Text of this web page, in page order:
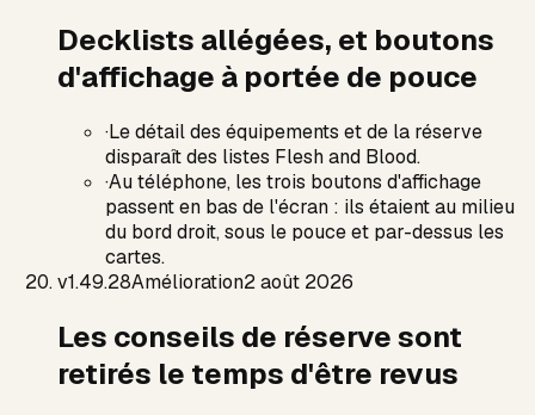
Decklists allégées, et boutons
d'affichage à portée de pouce
·Le détail des équipements et de la réserve
disparaît des listes Flesh and Blood.
·Au téléphone, les trois boutons d'affichage
passent en bas de l'écran : ils étaient au milieu
du bord droit, sous le pouce et par-dessus les
cartes.
v1.49.28Amélioration2 août 2026
Les conseils de réserve sont
retirés le temps d'être revus